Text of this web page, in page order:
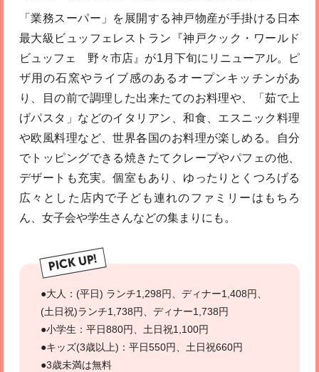
「業務スーパー」を展開する神戸物産が手掛ける日本
最大級ビュッフェレストラン『神戸クック・ワールド
ビュッフェ 野々市店』が1月下旬にリニューアル。ピ
ザ用の石窯やライブ感のあるオープンキッチンがあ
り、目の前で調理した出来たてのお料理や、「茹で上
げパスタ」などのイタリアン、和食、エスニック料理
や欧風料理など、世界各国のお料理が楽しめる。自分
でトッピングできる焼きたてクレープやパフェの他、
デザートも充実。個室もあり、ゆったりとくつろげる
広々とした店内で子ども連れのファミリーはもちろ
ん、女子会や学生さんなどの集まりにも。
PICK UP!
●大人：(平日) ランチ1,298円、ディナー1,408円、
(土日祝)ランチ1,738円、ディナー1,738円
●小学生：平日880円、土日祝1,100円
●キッズ(3歳以上)：平日550円、土日祝660円
●3歳未満は無料